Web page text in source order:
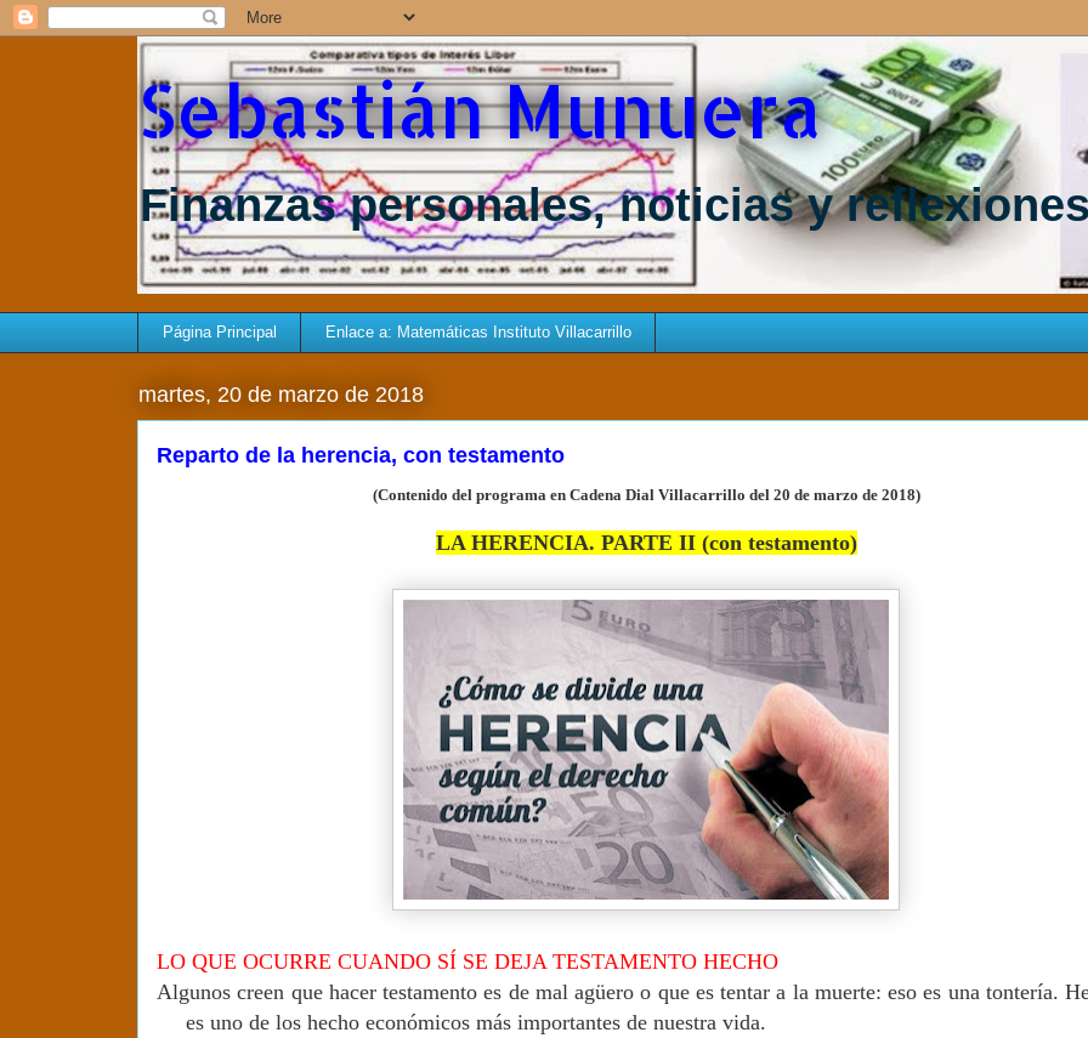
Sebastián Munuera
Finanzas personales, noticias y reflexiones
Página Principal Enlace a: Matemáticas Instituto Villacarrillo
martes, 20 de marzo de 2018
Reparto de la herencia, con testamento
(Contenido del programa en Cadena Dial Villacarrillo del 20 de marzo de 2018)
LA HERENCIA. PARTE II (con testamento)
LO QUE OCURRE CUANDO SÍ SE DEJA TESTAMENTO HECHO
Algunos creen que hacer testamento es de mal agüero o que es tentar a la muerte: eso es una tontería.
es uno de los hecho económicos más importantes de nuestra vida.